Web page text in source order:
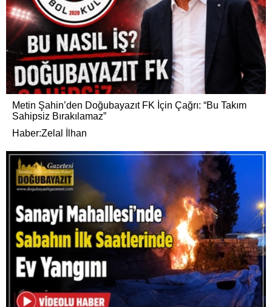
Metin Şahin’den Doğubayazıt FK İçin Çağrı: “Bu Takım
Sahipsiz Bırakılamaz”
Haber:Zelal İlhan